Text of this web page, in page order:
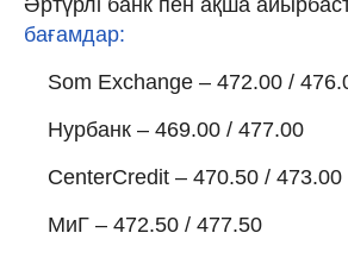
бағамдар:
Som Exchange – 472.00 /
Нурбанк – 469.00 / 477.00
CenterCredit – 470.50 / 473.00
МиГ – 472.50 / 477.50